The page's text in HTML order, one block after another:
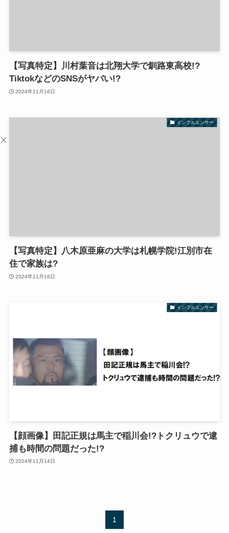
【写真特定】川村葉音は北翔大学で釧路東高校!?
TiktokなどのSNSがヤバい!?
2024年11月16日
インフルエンサー
【写真特定】八木原亜麻の大学は札幌学院!江別市在
住で家族は?
2024年11月16日
インフルエンサー
【顔画像】田記正規は馬主で稲川会!?トクリュウで逮
捕も時間の問題だった!?
2024年11月14日
1